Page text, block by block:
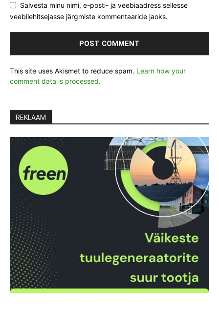
Salvesta minu nimi, e-posti- ja veebiaadress sellesse
veebilehitsejasse järgmiste kommentaaride jaoks.
This site uses Akismet to reduce spam. Learn how your
comment data is processed.
REKLAAM